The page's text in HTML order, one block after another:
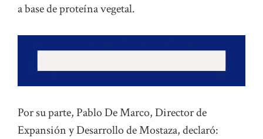
a base de proteína vegetal.
Por su parte, Pablo De Marco, Director de
Expansión y Desarrollo de Mostaza, declaró: